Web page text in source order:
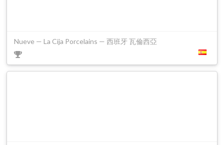
Nueve — La Cija Porcelains — 西班牙 瓦倫西亞